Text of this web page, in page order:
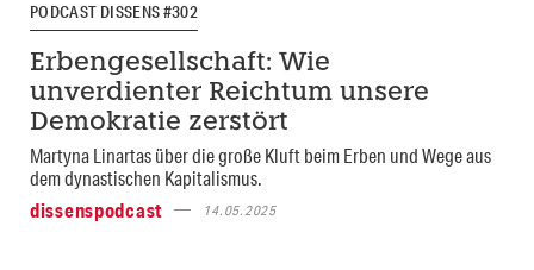
PODCAST DISSENS #302
Erbengesellschaft: Wie
unverdienter Reichtum unsere
Demokratie zerstört
Martyna Linartas über die große Kluft beim Erben und Wege aus
dem dynastischen Kapitalismus.
dissenspodcast
14.05.2025